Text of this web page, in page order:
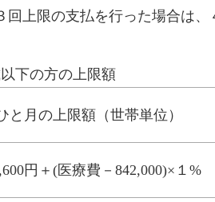
上限の支払を行った場合は
下の方の上限額
と月の上限額（世帯単位）
円＋(医療費－842,000)×１%